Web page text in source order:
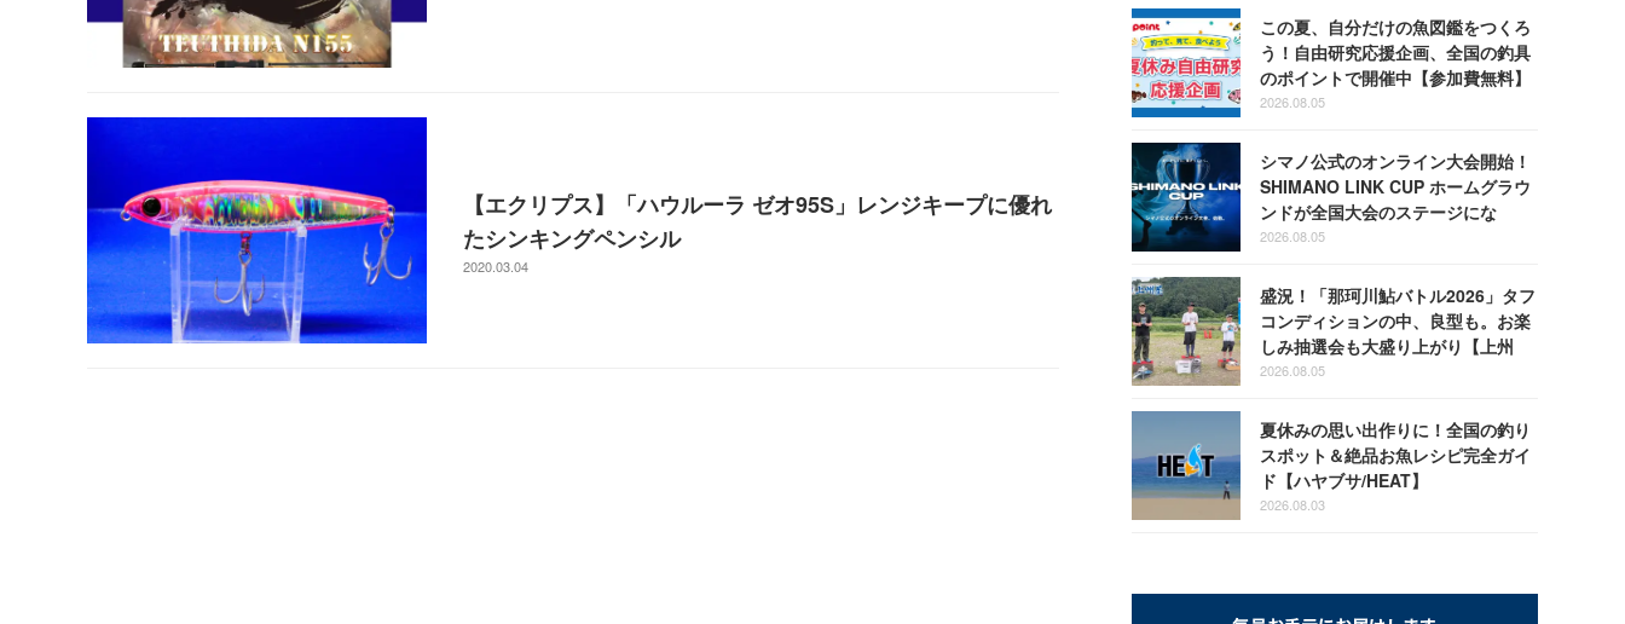
【エクリプス】「ハウルーラ ゼオ95S」レンジキープに優れ
たシンキングペンシル
2020.03.04
この夏、自分だけの魚図鑑をつくろ
う！自由研究応援企画、全国の釣具
のポイントで開催中【参加費無料】
2026.08.05
シマノ公式のオンライン大会開始！
SHIMANO LINK CUP ホームグラウ
ンドが全国大会のステージにな
る！
2026.08.05
盛況！「那珂川鮎バトル2026」タフ
コンディションの中、良型も。お楽
しみ抽選会も大盛り上がり【上州
屋】
2026.08.05
夏休みの思い出作りに！全国の釣り
スポット＆絶品お魚レシピ完全ガイ
ド【ハヤブサ/HEAT】
2026.08.03